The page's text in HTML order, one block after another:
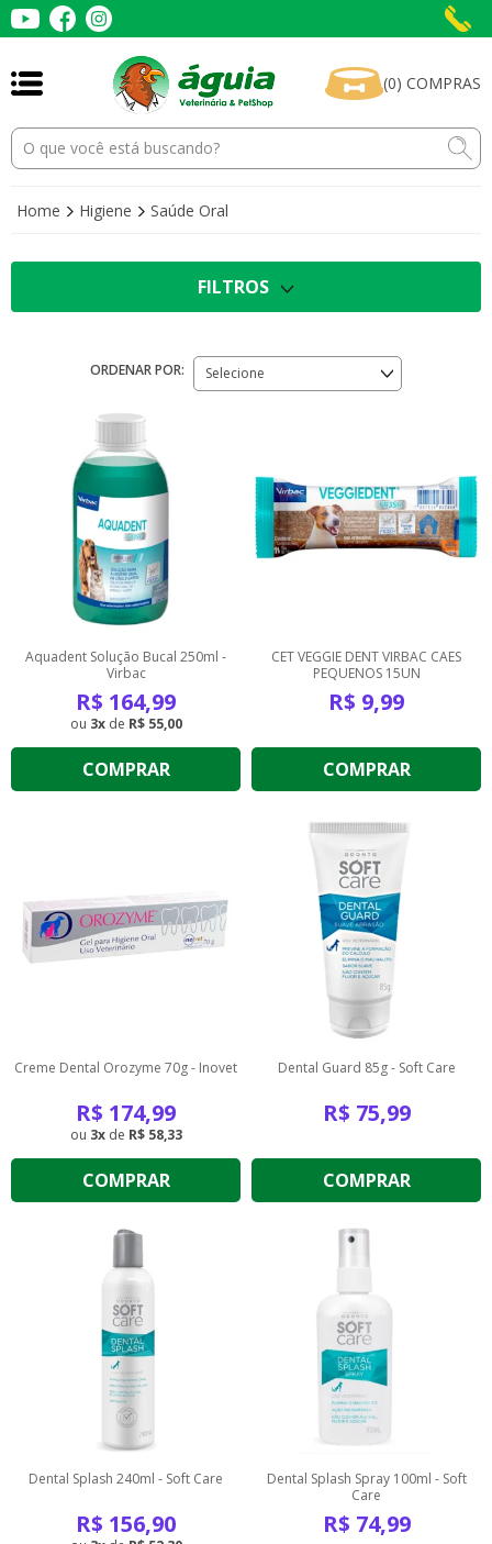
(0) COMPRAS
Home Higiene Saúde Oral
FILTROS
ORDENAR POR: Selecione
Aquadent Solução Bucal 250ml -
Virbac
R$ 164,99
3 de R$ 55,00
COMPRAR
CET VEGGIE DENT VIRBAC CAES
PEQUENOS 15UN
R$ 9,99
COMPRAR
Creme Dental Orozyme 70g - Inovet
R$ 174,99
3 de R$ 58,33
COMPRAR
Dental Guard 85g - Soft Care
R$ 75,99
COMPRAR
Dental Splash 240ml - Soft Care
R$ 156,90
Dental Splash Spray 100ml - Soft
Care
R$ 74,99